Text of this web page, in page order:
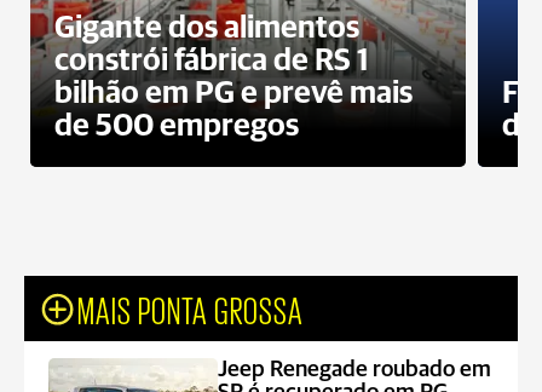
Gigante dos alimentos
constrói fábrica de RS 1
bilhão em PG e prevê mais
de 500 empregos
MAIS PONTA GROSSA
Jeep Renegade roubado em